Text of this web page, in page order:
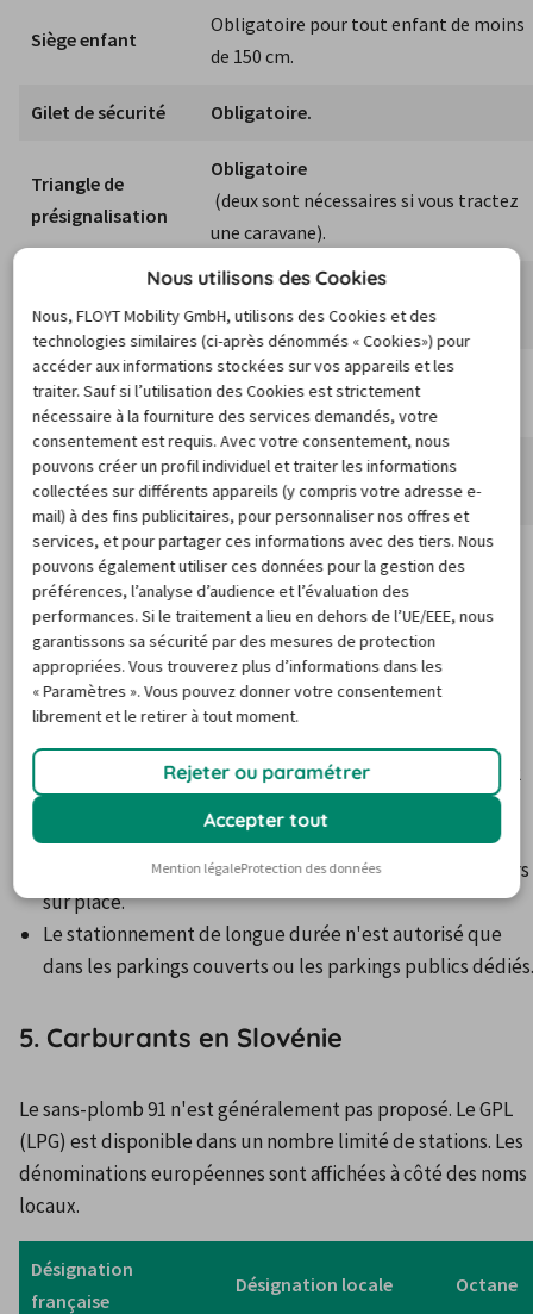
Siège enfant
Obligatoire pour tout enfant de moins
de 150 cm.
Gilet de sécurité Obligatoire.
Triangle de
présignalisation
Obligatoire
une caravane).
secours
Obligatoire.
Extincteur
Obligatoire uniquement pour les
camions et bus.
Ampoules de
rechange
Obligatoires pour les véhicules
immatriculés en Slovénie.
4. Stationnement en Slovénie
Zones bleues : Stationnement gratuit autorisé pour 30
Zones blanches : Stationnement gratuit autorisé pour 2
heures, mais un ticket de parking est requis entre 7h et
19h.
Zones payantes : Les tickets s'achètent aux horodateurs
sur place.
Le stationnement de longue durée n'est autorisé que
dans les parkings couverts ou les parkings publics dédiés.
5. Carburants en Slovénie
Le sans-plomb 91 n'est généralement pas proposé. Le GPL
(LPG) est disponible dans un nombre limité de stations. Les
dénominations européennes sont affichées à côté des noms
locaux.
Désignation
française
Désignation locale Octane
Nous utilisons des Cookies
Nous, FLOYT Mobility GmbH, utilisons des Cookies et des
technologies similaires (ci-après dénommés « Cookies») pour
accéder aux informations stockées sur vos appareils et les
traiter. Sauf si l’utilisation des Cookies est strictement
nécessaire à la fourniture des services demandés, votre
consentement est requis. Avec votre consentement, nous
pouvons créer un profil individuel et traiter les informations
collectées sur différents appareils (y compris votre adresse e-
mail) à des fins publicitaires, pour personnaliser nos offres et
services, et pour partager ces informations avec des tiers. Nous
pouvons également utiliser ces données pour la gestion des
préférences, l’analyse d’audience et l’évaluation des
performances. Si le traitement a lieu en dehors de l’UE/EEE, nous
garantissons sa sécurité par des mesures de protection
appropriées. Vous trouverez plus d’informations dans les
« Paramètres ». Vous pouvez donner votre consentement
librement et le retirer à tout moment.
Rejeter ou paramétrer
Accepter tout
Mention légaleProtection des données